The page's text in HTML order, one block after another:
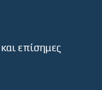
επίσημες